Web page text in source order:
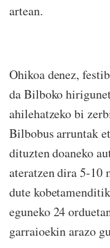
artean.
Ohikoa denez,
da Bilboko
ahilehatzeko bi
Bilbobus arruntak
dituzten doaneko
ateratzen dira 5-
dute
eguneko 24
garraioekin arazo